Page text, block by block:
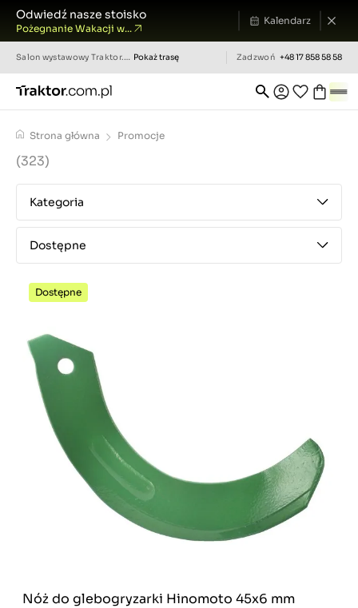
Odwiedź nasze stoisko
Pożegnanie Wakacji w...
Kalendarz
Salon wystawowy Traktor.com.pl Pokaż trasę Zadzwoń +48 17 858 58 58
Strona główna Promocje
(323)
Kategoria
Dostępne
Dostępne
Nóż do glebogryzarki Hinomoto 45x6 mm